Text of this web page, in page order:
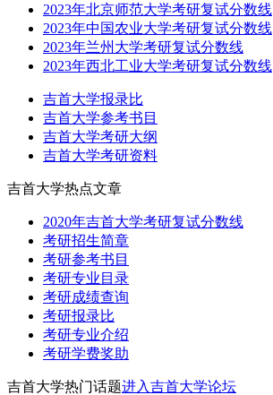
2023年北京师范大学考研复试分数线
2023年中国农业大学考研复试分数线
2023年兰州大学考研复试分数线
2023年西北工业大学考研复试分数线
吉首大学报录比
吉首大学参考书目
吉首大学考研大纲
吉首大学考研资料
吉首大学热点文章
2020年吉首大学考研复试分数线
考研招生简章
考研参考书目
考研专业目录
考研成绩查询
考研报录比
考研专业介绍
考研学费奖助
吉首大学热门话题进入吉首大学论坛